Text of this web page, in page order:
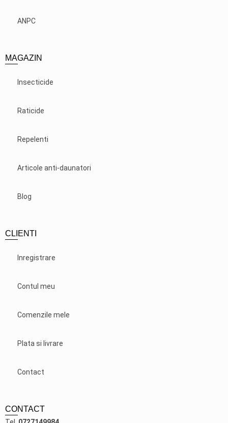
ANPC
MAGAZIN
Insecticide
Raticide
Repelenti
Articole anti-daunatori
Blog
CLIENTI
Inregistrare
Contul meu
Comenzile mele
Plata si livrare
Contact
CONTACT